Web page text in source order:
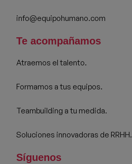
info@equipohumano.com
Te acompañamos
Atraemos el talento.
Formamos a tus equipos.
Teambuilding a tu medida.
Soluciones innovadoras de RRHH.
Síguenos